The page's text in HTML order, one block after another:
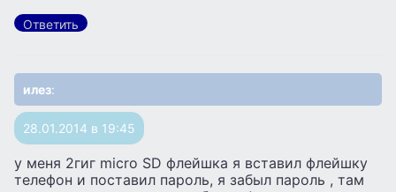
Ответить
илез:
28.01.2014 в 19:45
у меня 2гиг micro SD флейшка я вставил флейшку
телефон и поставил пароль, я забыл пароль , там